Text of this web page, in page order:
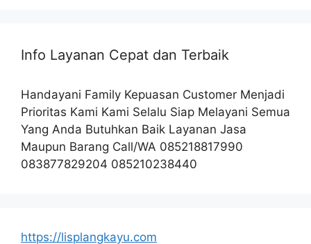
Info Layanan Cepat dan Terbaik
Handayani Family Kepuasan Customer Menjadi
Prioritas Kami Kami Selalu Siap Melayani Semua
Yang Anda Butuhkan Baik Layanan Jasa
Maupun Barang Call/WA 085218817990
083877829204 085210238440
https://lisplangkayu.com